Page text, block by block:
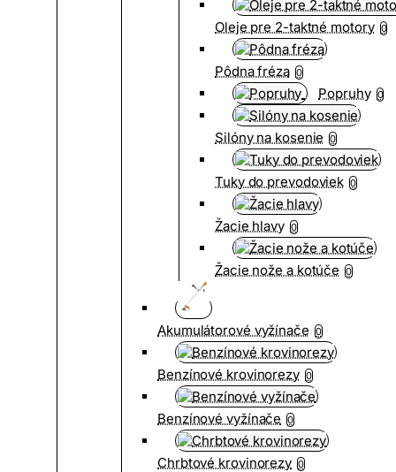
Oleje pre 2-taktné motory 0
Pôdna fréza 0
Popruhy 0
Silóny na kosenie 0
Tuky do prevodoviek 0
Žacie hlavy 0
Žacie nože a kotúče 0
Akumulátorové vyžínače 0
Benzínové krovinorezy 0
Benzínové vyžínače 0
Chrbtové krovinorezy 0